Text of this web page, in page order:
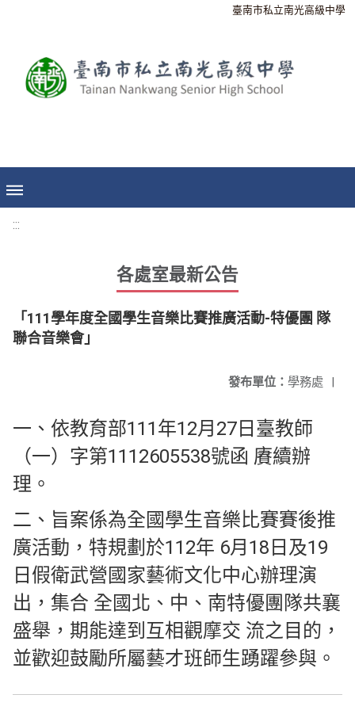
臺南市私立南光高級中學
:::
各處室最新公告
「111學年度全國學生音樂比賽推廣活動-特優團 隊
聯合音樂會」
發布單位： 學務處 |
一、依教育部111年12月27日臺教師
（一）字第1112605538號函 賡續辦
理。
二、旨案係為全國學生音樂比賽賽後推
廣活動，特規劃於112年 6月18日及19
日假衛武營國家藝術文化中心辦理演
出，集合 全國北、中、南特優團隊共襄
盛舉，期能達到互相觀摩交 流之目的，
並歡迎鼓勵所屬藝才班師生踴躍參與。